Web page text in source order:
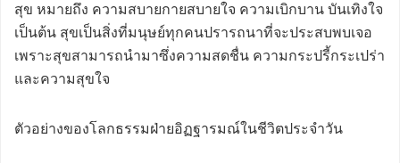
สุข หมายถึง ความสบายกายสบายใจ ความเบิกบาน บันเทิงใจ
เป็นต้น สุขเป็นสิ่งที่มนุษย์ทุกคนปรารถนาที่จะประสบพบเจอ
เพราะสุขสามารถนำมาซึ่งความสดชื่น ความกระปรี้กระเปร่า
และความสุขใจ
ตัวอย่างของโลกธรรมฝ่ายอิฏฐารมณ์ในชีวิตประจำวัน